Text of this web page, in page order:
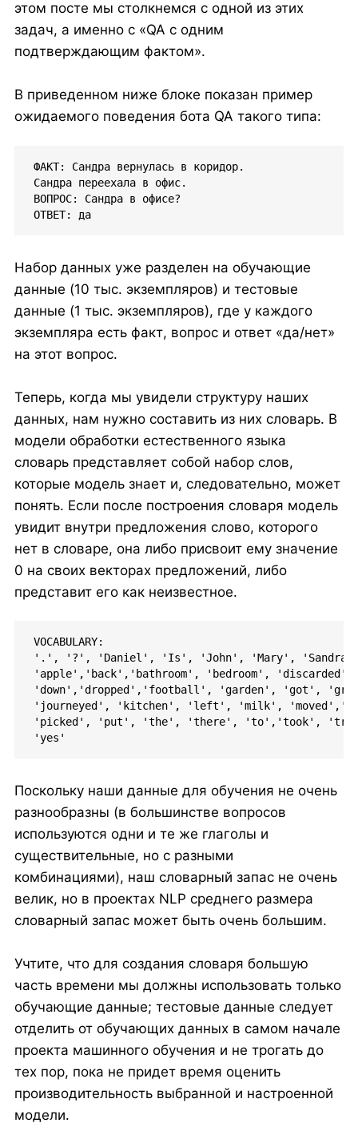
этом посте мы столкнемся с одной из этих
задач, а именно с «QA с одним
подтверждающим фактом».
В приведенном ниже блоке показан пример
ожидаемого поведения бота QA такого типа:
ФАКТ: Сандра вернулась в коридор.
Сандра переехала в офис.
ВОПРОС: Сандра в офисе?
ОТВЕТ: да
Набор данных уже разделен на обучающие
данные (10 тыс. экземпляров) и тестовые
данные (1 тыс. экземпляров), где у каждого
экземпляра есть факт, вопрос и ответ «да/нет»
на этот вопрос.
Теперь, когда мы увидели структуру наших
данных, нам нужно составить из них словарь. В
модели обработки естественного языка
словарь представляет собой набор слов,
которые модель знает и, следовательно, может
понять. Если после построения словаря модель
увидит внутри предложения слово, которого
нет в словаре, она либо присвоит ему значение
0 на своих векторах предложений, либо
представит его как неизвестное.
VOCABULARY:
'.', '?', 'Daniel', 'Is', 'John', 'Mary',
'apple','back','bathroom', 'bedroom',
'down','dropped','football', 'garden', 'got',
'journeyed', 'kitchen', 'left', 'milk',
'picked', 'put', 'the', 'there', 'to','took',
'yes'
Поскольку наши данные для обучения не очень
разнообразны (в большинстве вопросов
используются одни и те же глаголы и
существительные, но с разными
комбинациями), наш словарный запас не очень
велик, но в проектах NLP среднего размера
словарный запас может быть очень большим.
Учтите, что для создания словаря большую
часть времени мы должны использовать только
обучающие данные; тестовые данные следует
отделить от обучающих данных в самом начале
проекта машинного обучения и не трогать до
тех пор, пока не придет время оценить
производительность выбранной и настроенной
модели.